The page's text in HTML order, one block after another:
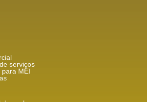
serviços
MEI